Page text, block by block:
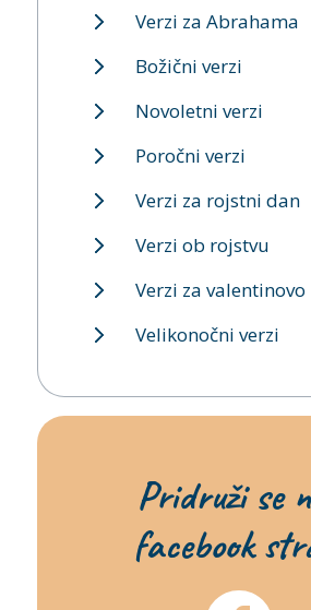
Verzi za Abrahama
Božični verzi
Novoletni verzi
Poročni verzi
Verzi za rojstni dan
Verzi ob rojstvu
Verzi za valentinovo
Velikonočni verzi
Pridruži se
facebook